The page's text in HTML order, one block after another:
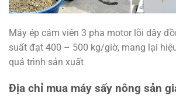
Máy ép cám viên 3 pha motor lõi dây
suất đạt 400 – 500 kg/giờ, mang lại
quá trình sản xuất
Địa chỉ mua máy sấy nông sản